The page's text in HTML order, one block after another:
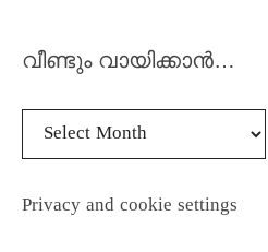
വീണ്ടും വായിക്കാൻ…
Privacy and cookie settings